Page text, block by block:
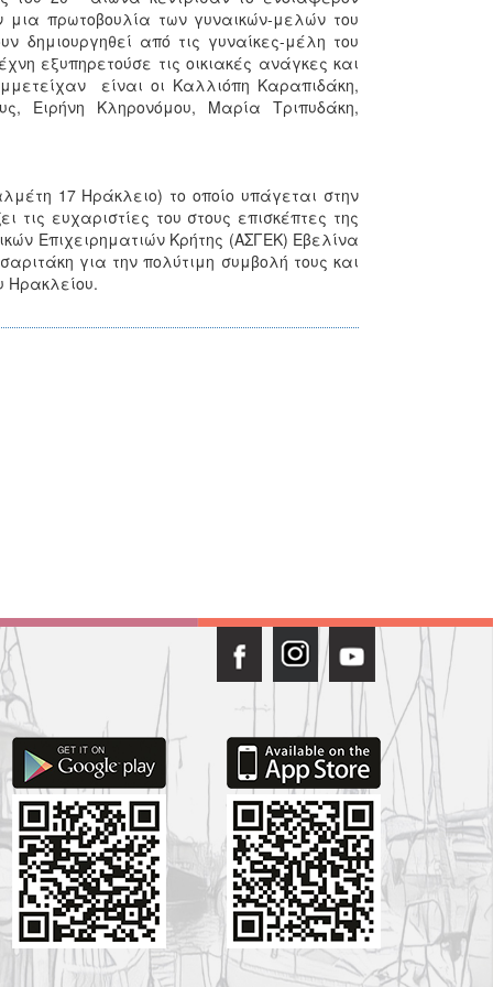
πρωτοβουλία των γυναικών-μελών του
δημιουργηθεί από τις γυναίκες-μέλη του
εξυπηρετούσε τις οικιακές ανάγκες και
είναι οι Καλλιόπη Καραπιδάκη,
Ειρήνη Κληρονόμου, Μαρία Τριπυδάκη,
17 Ηράκλειο) το οποίο υπάγεται στην
ευχαριστίες του στους επισκέπτες της
Επιχειρηματιών Κρήτης (ΑΣΓΕΚ) Εβελίνα
για την πολύτιμη συμβολή τους και
Ηρακλείου.